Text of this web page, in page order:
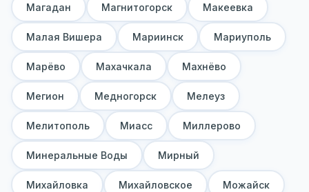
Магадан Магнитогорск Макеевка
Малая Вишера Мариинск Мариуполь
Марёво Махачкала Махнёво
Мегион Медногорск Мелеуз
Мелитополь Миасс Миллерово
Минеральные Воды Мирный
Михайловка Михайловское Можайск